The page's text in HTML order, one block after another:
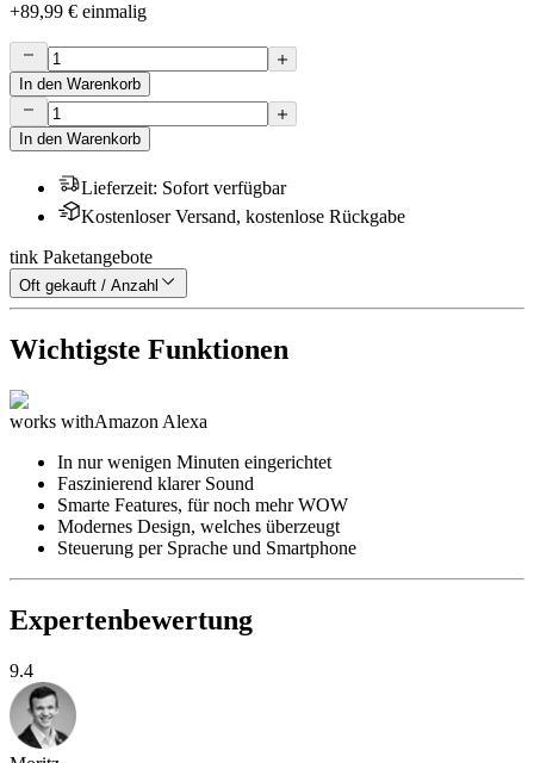
+89,99 € einmalig
In den Warenkorb
In den Warenkorb
Lieferzeit: Sofort verfügbar
Kostenloser Versand, kostenlose Rückgabe
tink Paketangebote
Oft gekauft / Anzahl
Wichtigste Funktionen
works withAmazon Alexa
In nur wenigen Minuten eingerichtet
Faszinierend klarer Sound
Smarte Features, für noch mehr WOW
Modernes Design, welches überzeugt
Steuerung per Sprache und Smartphone
Expertenbewertung
9.4